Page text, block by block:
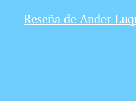
a
d
Reseña de Ander